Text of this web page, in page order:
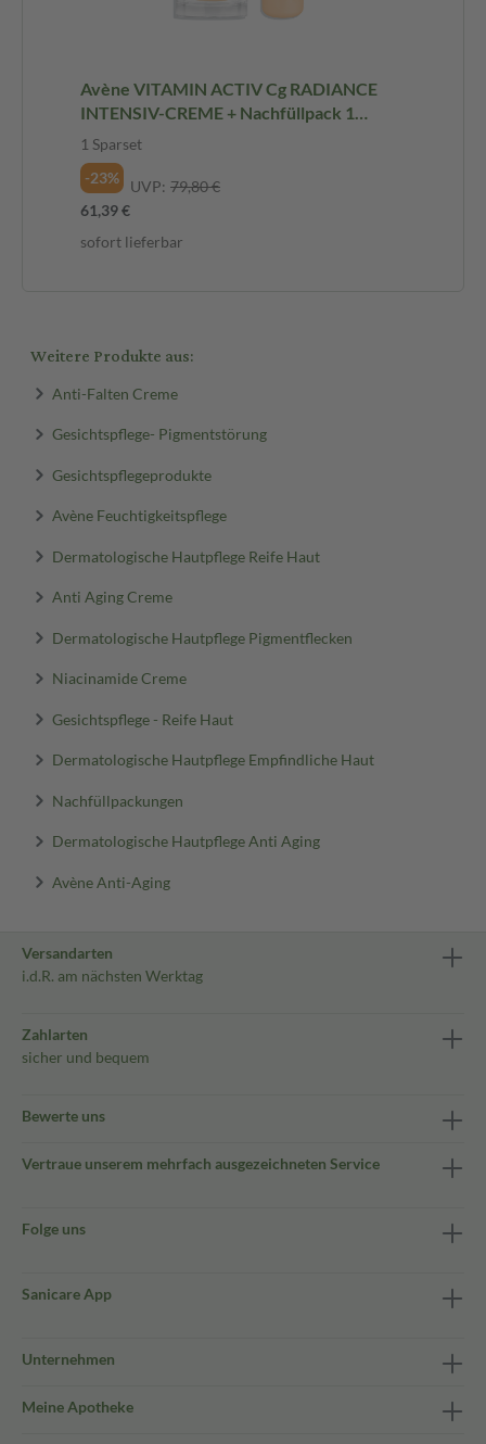
Avène VITAMIN ACTIV Cg RADIANCE
INTENSIV-CREME + Nachfüllpack 1
Sparset
1 Sparset
-23%
UVP: 79,80 €
61,39 €
sofort lieferbar
Weitere Produkte aus:
Anti-Falten Creme
Gesichtspflege- Pigmentstörung
Gesichtspflegeprodukte
Avène Feuchtigkeitspflege
Dermatologische Hautpflege Reife Haut
Anti Aging Creme
Dermatologische Hautpflege Pigmentflecken
Niacinamide Creme
Gesichtspflege - Reife Haut
Dermatologische Hautpflege Empfindliche Haut
Nachfüllpackungen
Dermatologische Hautpflege Anti Aging
Avène Anti-Aging
Versandarten
i.d.R. am nächsten Werktag
Zahlarten
sicher und bequem
Bewerte uns
Vertraue unserem mehrfach ausgezeichneten Service
Folge uns
Sanicare App
Unternehmen
Meine Apotheke